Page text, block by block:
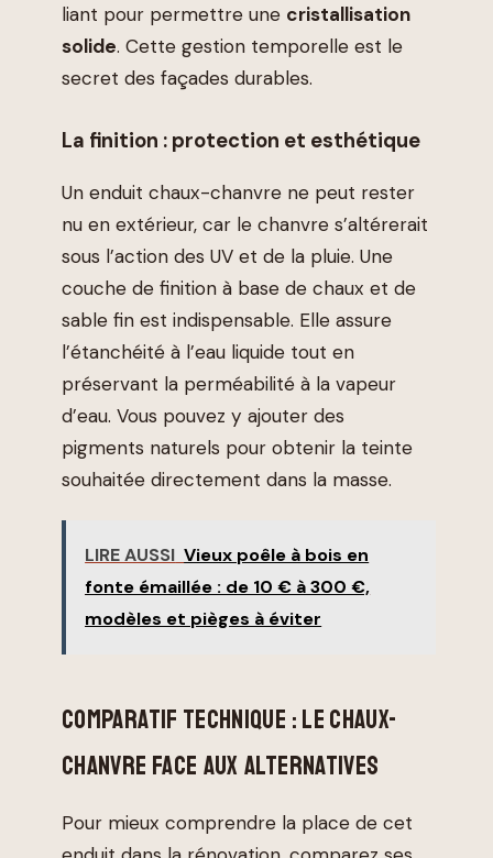
liant pour permettre une cristallisation
solide. Cette gestion temporelle est le
secret des façades durables.
La finition : protection et esthétique
Un enduit chaux-chanvre ne peut rester
nu en extérieur, car le chanvre s’altérerait
sous l’action des UV et de la pluie. Une
couche de finition à base de chaux et de
sable fin est indispensable. Elle assure
l’étanchéité à l’eau liquide tout en
préservant la perméabilité à la vapeur
d’eau. Vous pouvez y ajouter des
pigments naturels pour obtenir la teinte
souhaitée directement dans la masse.
LIRE AUSSI Vieux poêle à bois en
fonte émaillée : de 10 € à 300 €,
modèles et pièges à éviter
COMPARATIF TECHNIQUE : LE CHAUX-
CHANVRE FACE AUX ALTERNATIVES
Pour mieux comprendre la place de cet